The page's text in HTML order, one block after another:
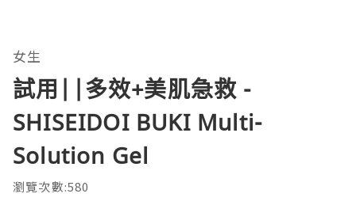
女生
試用||多效+美肌急救 -
SHISEIDOI BUKI Multi-
Solution Gel
瀏覽次數:580